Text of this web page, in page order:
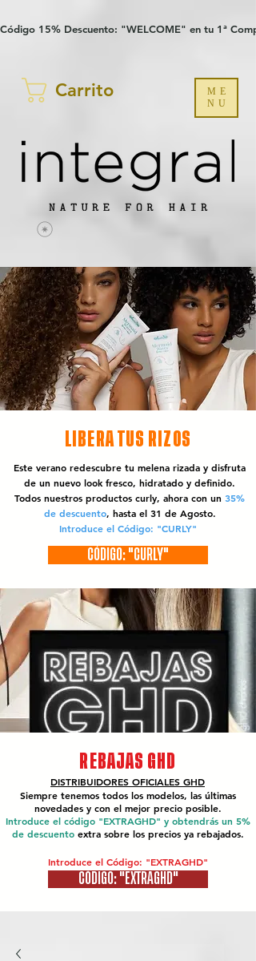
Código 15% Descuento: "WELCOME" en tu 1ª
Carrito
ME
NU
LIBERA TUS RIZOS
Este verano redescubre tu melena rizada y disfruta
de un nuevo look fresco, hidratado y definido.
Todos nuestros productos curly, ahora con un 35%
de descuento, hasta el 31 de Agosto.
Introduce el Código: "CURLY"
CÓDIGO: "CURLY"
REBAJAS GHD
DISTRIBUIDORES OFICIALES GHD
Siempre tenemos todos los modelos, las últimas
novedades y con el mejor precio posible.
Introduce el código "EXTRAGHD" y obtendrás un 5%
de descuento extra sobre los precios ya rebajados.
Introduce el Código: "EXTRAGHD"
CÓDIGO: "EXTRAGHD"